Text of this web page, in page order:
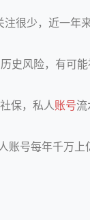
注很少，近一年
史风险，有可
保，私人账号
号每年千万